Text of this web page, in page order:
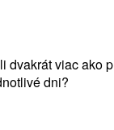
viac ako
dni?